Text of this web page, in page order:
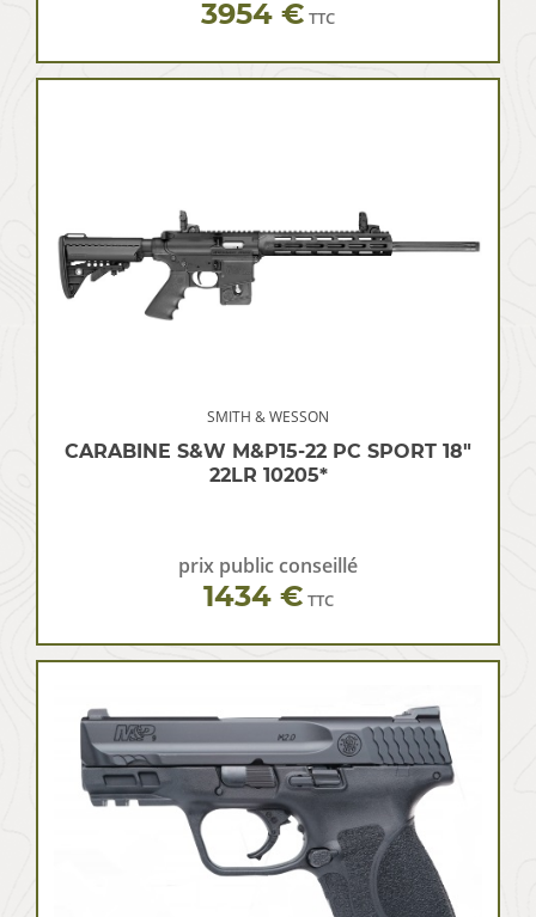
3954 € TTC
SMITH & WESSON
CARABINE S&W M&P15-22 PC SPORT 18″
22LR 10205*
prix public conseillé
1434 € TTC